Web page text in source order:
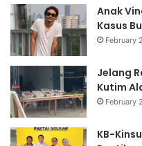
Anak
Kasus
February
Jelang
Kutim
February
KB-